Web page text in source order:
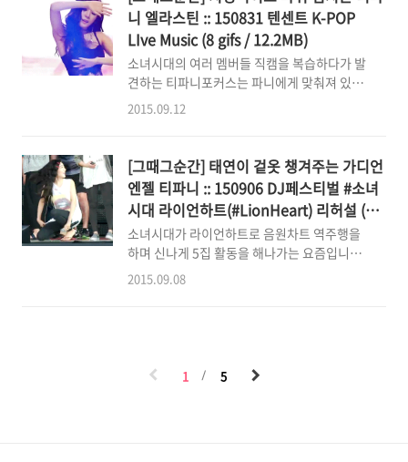
티파니 그런 티파니의 모습을 흐뭇하면서도 재
밌고 즐겁게..
니 엘라스틴 :: 150831 텐센트 K-POP
LIve Music (8 gifs / 12.2MB)
소녀시대의 여러 멤버들 직캠을 복습하다가 발
견하는 티파니포커스는 파니에게 맞춰져 있지
않지만 자연스레 눈이 가는 건 제가 어쩔 수 없
https://youtu.be/fpk4ndPr2_c 이 직캠에서
라이언하트를 노래하는 티파니의 모습이 너무
예뻐요.더군다나 제가 티파니의 엘라스틴에 열
광하는 팊소원이라 와하하핳하핳 안무를 위해
머리와 고개를 착 돌릴 때, 휘돌릴때, 시선을 바
꿀 때마다자연스럽게 찰랑이는 우리 파니의 긴
머리칼 (으헣헣헣헣헣)치명적이면서도 동시에
2015.09.12
[그때그순간] 태연이 겉옷 챙겨주는 가디언
엔젤 티파니 :: 150906 DJ페스티벌 #소녀
시대 라이언하트(#LionHeart) 리허설 (16
gifs / 40.1MB)
소녀시대가 라이언하트로 음원차트 역주행을
하며 신나게 5집 활동을 해나가는 요즘입니다.9
월 들어 야외에서 펼쳐지는 다양한 행사들이 연
에서 진행되는 사녹에 비해팬들이 소녀들의 리
허설하는 모습을 좀 더 자유롭게 볼 수 있고 또
2015.09.08
1 5